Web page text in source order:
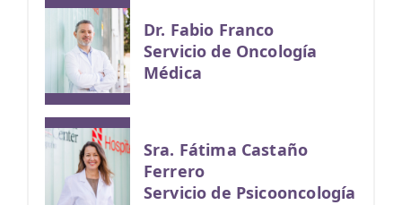
Dr. Fabio Franco
Servicio de Oncología
Médica
Sra. Fátima Castaño
Ferrero
Servicio de Psicooncología